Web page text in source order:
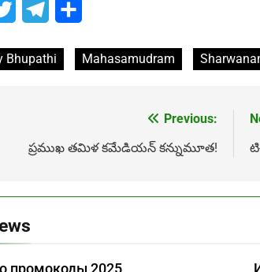
Twitter Telegram
Bhupathi Mahasamudram
Previous:
ప్రముఖ తమిళ కమేడియన్ కన్నుమూత!
промокоды 2025